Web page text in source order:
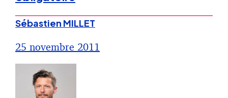
Sébastien MILLET
25 novembre 2011